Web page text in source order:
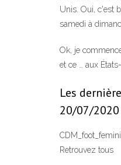
Unis. Oui, c'est
samedi à
Ok, je
et ce … aux
Les
20/07/2020
Retrouvez tous